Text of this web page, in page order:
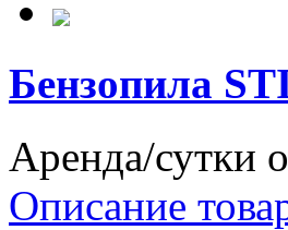
Бензопила
Аренда/сутки
Описание